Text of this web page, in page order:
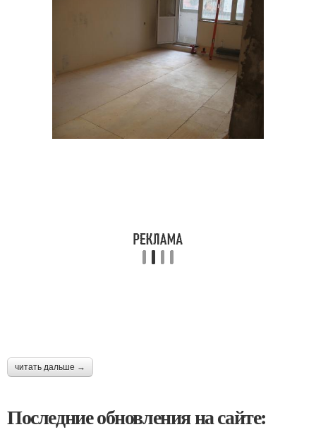
читать дальше →
Последние обновления на сайте: